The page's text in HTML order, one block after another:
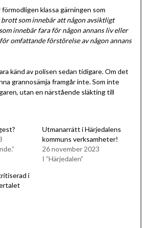
förmodligen klassa gärningen som
brott som innebär att någon avsiktligt
innebär fara för någon annans liv eller
omfattande förstörelse av någon annans
känd av polisen sedan tidigare. Om det
grannosämja framgår inte. Som inte
utan en närstående släkting till
Utmanarrätt i Härjedalens
kommuns verksamheter!
26 november 2023
I ”Härjedalen”
i